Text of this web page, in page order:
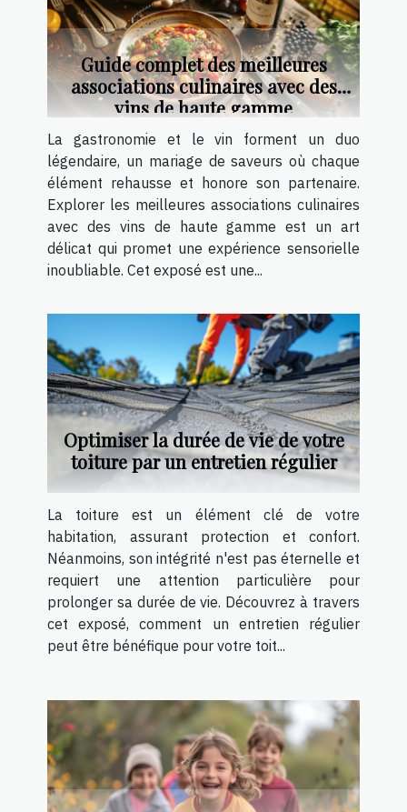
Guide complet des meilleures
associations culinaires avec des
vins de haute gamme
La gastronomie et le vin forment un duo
légendaire, un mariage de saveurs où chaque
élément rehausse et honore son partenaire.
Explorer les meilleures associations culinaires
avec des vins de haute gamme est un art
délicat qui promet une expérience sensorielle
inoubliable. Cet exposé est une...
Optimiser la durée de vie de votre
toiture par un entretien régulier
La toiture est un élément clé de votre
habitation, assurant protection et confort.
Néanmoins, son intégrité n'est pas éternelle et
requiert une attention particulière pour
prolonger sa durée de vie. Découvrez à travers
cet exposé, comment un entretien régulier
peut être bénéfique pour votre toit...